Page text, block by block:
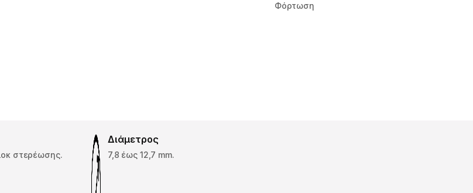
Φόρτωση
στερέωσης.
Διάμετρος
7,8 έως 12,7 mm.